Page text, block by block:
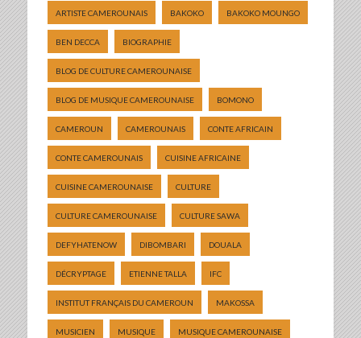
ARTISTE CAMEROUNAIS BAKOKO BAKOKO MOUNGO
BEN DECCA BIOGRAPHIE
BLOG DE CULTURE CAMEROUNAISE
BLOG DE MUSIQUE CAMEROUNAISE BOMONO
CAMEROUN CAMEROUNAIS CONTE AFRICAIN
CONTE CAMEROUNAIS CUISINE AFRICAINE
CUISINE CAMEROUNAISE CULTURE
CULTURE CAMEROUNAISE CULTURE SAWA
DEFYHATENOW DIBOMBARI DOUALA
DÉCRYPTAGE ETIENNE TALLA IFC
INSTITUT FRANÇAIS DU CAMEROUN MAKOSSA
MUSICIEN MUSIQUE MUSIQUE CAMEROUNAISE